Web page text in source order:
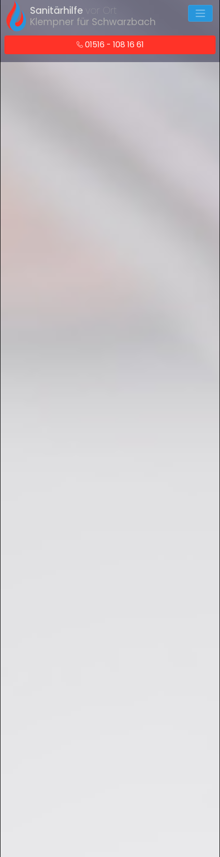
Sanitärhilfe vor Ort
Klempner für Schwarzbach
01516 - 108 16 61